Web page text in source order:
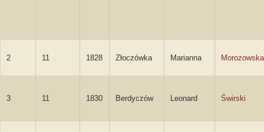
2 11 1828 Złoczówka Marianna Morozowska
3 11 1830 Berdyczów Leonard Świrski